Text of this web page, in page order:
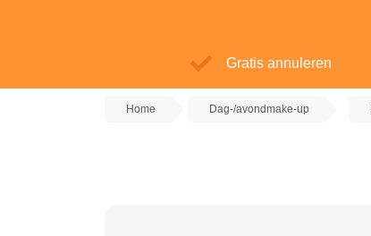
Gratis annuleren
Home Dag-/avondmake-up